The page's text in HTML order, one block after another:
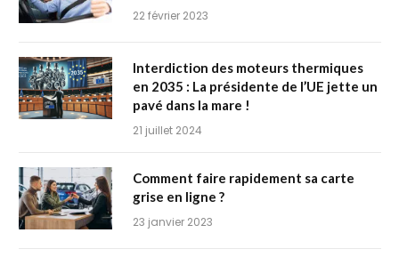
22 février 2023
Interdiction des moteurs thermiques
en 2035 : La présidente de l’UE jette un
pavé dans la mare !
21 juillet 2024
Comment faire rapidement sa carte
grise en ligne ?
23 janvier 2023